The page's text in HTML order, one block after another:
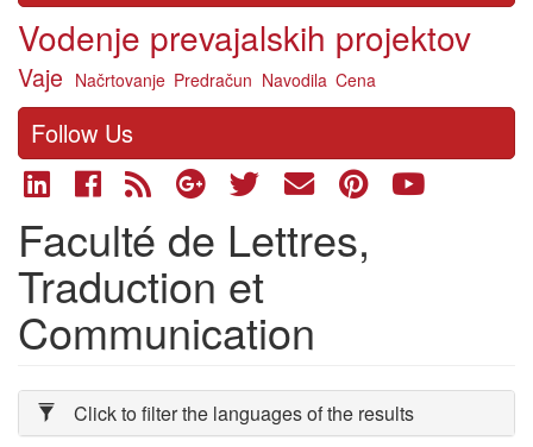
Vodenje prevajalskih projektov
Vaje Načrtovanje Predračun Navodila Cena
Follow Us
Faculté de Lettres,
Traduction et
Communication
Click to filter the languages of the results